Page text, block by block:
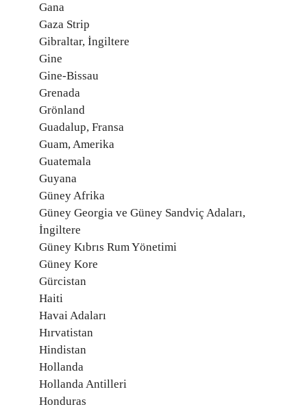
Gana
Gaza Strip
Gibraltar, İngiltere
Gine
Gine-Bissau
Grenada
Grönland
Guadalup, Fransa
Guam, Amerika
Guatemala
Guyana
Güney Afrika
Güney Georgia ve Güney Sandviç Adaları,
İngiltere
Güney Kıbrıs Rum Yönetimi
Güney Kore
Gürcistan
Haiti
Havai Adaları
Hırvatistan
Hindistan
Hollanda
Hollanda Antilleri
Honduras